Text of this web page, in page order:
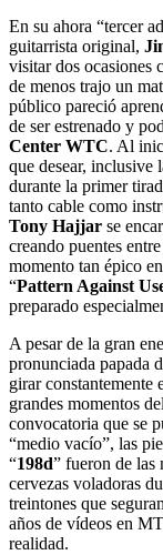
En su ahora “tercer
guitarrista original,
visitar dos ocasiones
de menos trajo un
público pareció
de ser estrenado y
Center WTC. Al
que desear, inclusive
durante la primer
tanto cable como
Tony Hajjar se
creando puentes
momento tan épico
“Pattern Against
preparado
A pesar de la gran
pronunciada papada
girar constantemente
grandes momentos
convocatoria que se
“medio vacío”, las
“198d” fueron de las
cervezas voladoras
treintones que
años de vídeos en
realidad.